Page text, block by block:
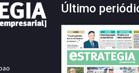
Último